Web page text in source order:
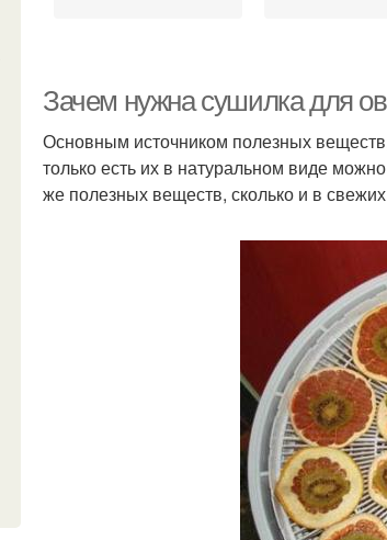
Зачем нужна сушилка для
Основным источником полезных
только есть их в натуральном виде
же полезных веществ, сколько и в